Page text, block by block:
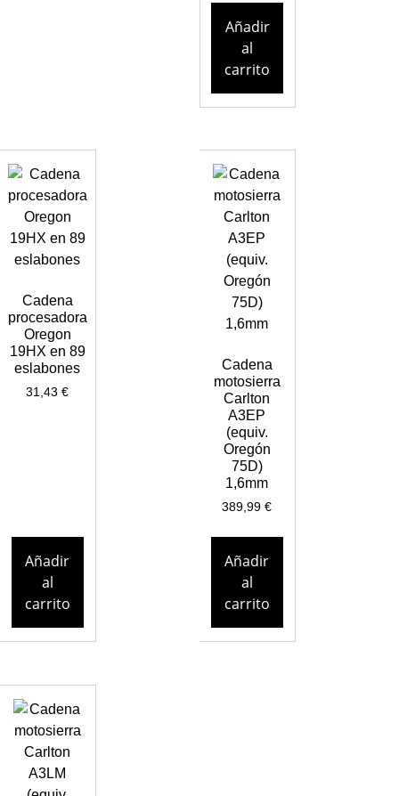
Añadir
al
carrito
Cadena
procesadora
Oregon
19HX en 89
eslabones
31,43€
Añadir
al
carrito
Cadena
motosierra
Carlton
A3EP
(equiv.
Oregón
75D)
1,6mm
389,99€
Añadir
al
carrito